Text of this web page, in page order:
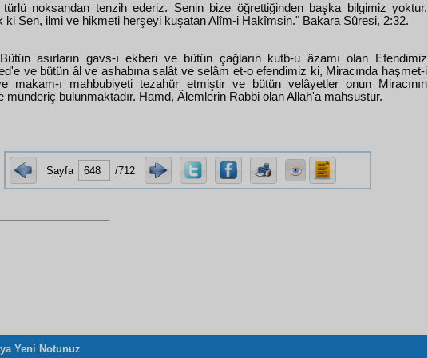
noksandan tenzih ederiz. Senin bize öğrettiğinden başka bilgimiz yoktur.
ki Sen, ilmi ve hikmeti herşeyi kuşatan Alîm-i Hakîmsin." Bakara Sûresi, 2:32.
asırların gavs-ı ekberi ve bütün çağların kutb-u âzamı olan Efendimiz
ve bütün âl ve ashabına salât ve selâm et-o efendimiz ki, Miracında haşmet-i
makam-ı mahbubiyeti tezahür etmiştir ve bütün velâyetler onun Miracının
münderiç bulunmaktadır. Hamd, Âlemlerin Rabbi olan Allah'a mahsustur.
Sayfa /712
Yeni Notunuz